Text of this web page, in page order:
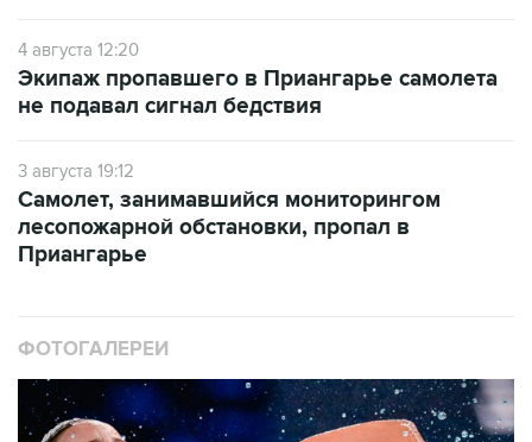
4 августа 12:20
Экипаж пропавшего в Приангарье самолета
не подавал сигнал бедствия
3 августа 19:12
Самолет, занимавшийся мониторингом
лесопожарной обстановки, пропал в
Приангарье
ФОТОГАЛЕРЕИ